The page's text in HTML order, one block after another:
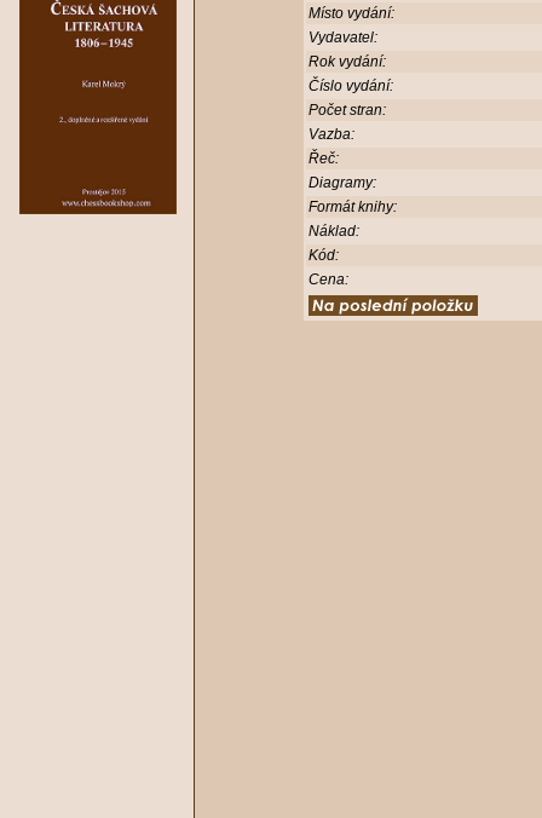
Místo vydání:
Vydavatel:
Rok vydání:
Číslo vydání:
Počet stran:
Vazba:
Řeč:
Diagramy:
Formát knihy:
Náklad:
Kód:
Cena: